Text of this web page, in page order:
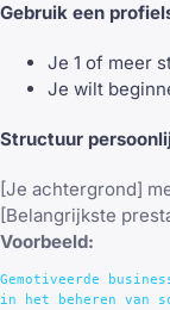
Gebruik een
Je 1 of meer
Je wilt
Structuur
[Je achtergrond]
[Belangrijkste
Voorbeeld:
Gemotiveerde
in het beheren van